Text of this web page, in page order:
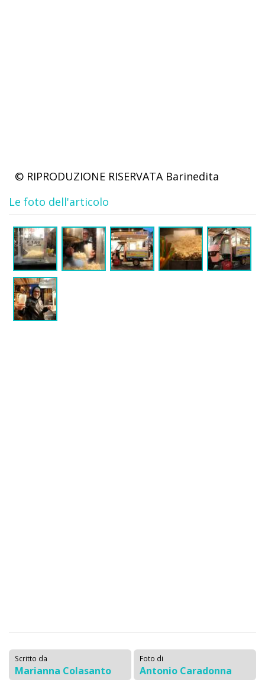
© RIPRODUZIONE RISERVATA Barinedita
Le foto dell'articolo
Scritto da
Marianna Colasanto
Foto di
Antonio Caradonna